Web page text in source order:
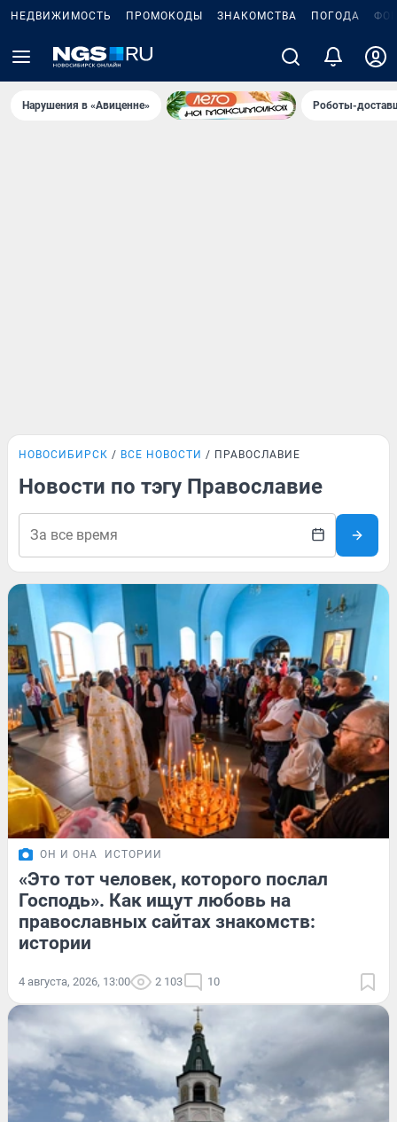
НЕДВИЖИМОСТЬ ПРОМОКОДЫ ЗНАКОМСТВА ПОГОДА
Нарушения в «Авиценне» Роботы-
НОВОСИБИРСК ВСЕ НОВОСТИ ПРАВОСЛАВИЕ
Новости по тэгу Православие
ОН И ОНА ИСТОРИИ
«Это тот человек, которого послал
Господь». Как ищут любовь на
православных сайтах знакомств:
истории
4 августа, 2026, 13:00 2 103 10